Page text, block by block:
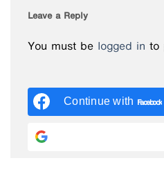
Leave a Reply
You must be logged in to
Continue with Facebook